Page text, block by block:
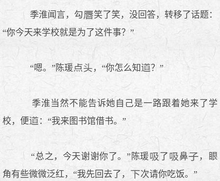
季淮闻言，勾
笑了笑，没回答，转移了话题：
“你今天来学校就是为了这件事？”
“嗯。”陈瑗 ，“你怎么知 ？”
季淮当然不能告诉她自己是一路跟着她来了学
校，便
：“我来图书馆借书。”
“总之，今天谢谢你了。”陈瑗 了 鼻
，
角有些微微泛红，“我先回去了，
次请你吃饭。”